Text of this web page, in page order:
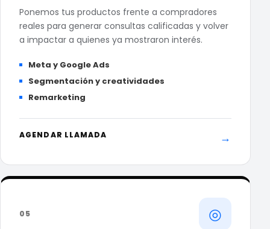
Ponemos tus productos frente a compradores
reales para generar consultas calificadas y volver
a impactar a quienes ya mostraron interés.
Meta y Google Ads
Segmentación y creatividades
Remarketing
AGENDAR LLAMADA →
05 ◎